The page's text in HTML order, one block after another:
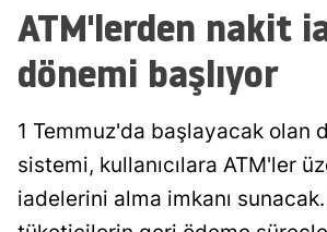
ATM'lerden nakit
dönemi başlıyor
1 Temmuz'da başlayacak olan
sistemi, kullanıcılara ATM'ler
iadelerini alma imkanı